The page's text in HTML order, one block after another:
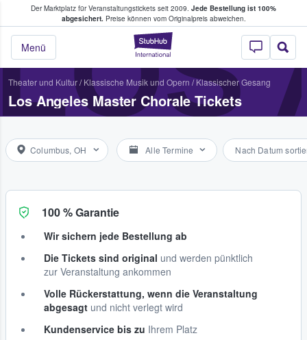
Der Marktplatz für Veranstaltungstickets seit 2009. Jede Bestellung ist 100%
abgesichert.Preise können vom Originalpreis abweichen.
StubHub - Wo
Menü
Tickets kaufen & verkaufen
Theater und Kultur/ Klassische Musik und Opern /Klassischer Gesang
Los Angeles Master Chorale Tickets
Columbus, OH Alle Termine Nach Datum
100 % Garantie
Wir sichern jede Bestellung ab
Die Tickets sind original und werden pünktlich
zur Veranstaltung ankommen
Volle Rückerstattung, wenn die Veranstaltung
abgesagt und nicht verlegt wird
Kundenservice bis zu Ihrem Platz